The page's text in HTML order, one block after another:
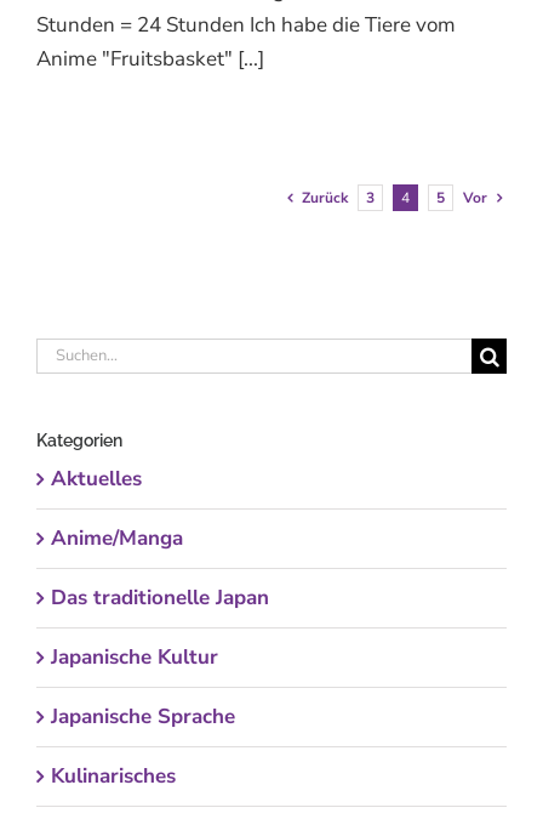
Stunden = 24 Stunden Ich habe die Tiere vom
Anime "Fruitsbasket" [...]
Zurück 3 4 5 Vor
Suche
Kategorien
Aktuelles
Anime/Manga
Das traditionelle Japan
Japanische Kultur
Japanische Sprache
Kulinarisches